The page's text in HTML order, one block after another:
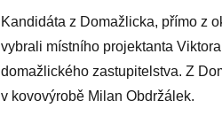
Kandidáta z Domažlicka, přímo z
vybrali místního projektanta
domažlického zastupitelstva. Z
v kovovýrobě Milan Obdržálek.